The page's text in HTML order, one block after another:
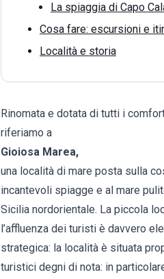
La spiaggia di Capo
Cosa fare: escursioni e
Località e storia
Rinomata e dotata di tutti i
riferiamo a
Gioiosa Marea,
una località di mare posta sulla
incantevoli spiagge e al mare
Sicilia nordorientale. La piccola
l’affluenza dei turisti è davvero
strategica: la località è situata
turistici degni di nota: in